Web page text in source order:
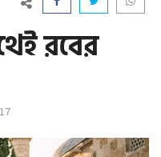
রবের